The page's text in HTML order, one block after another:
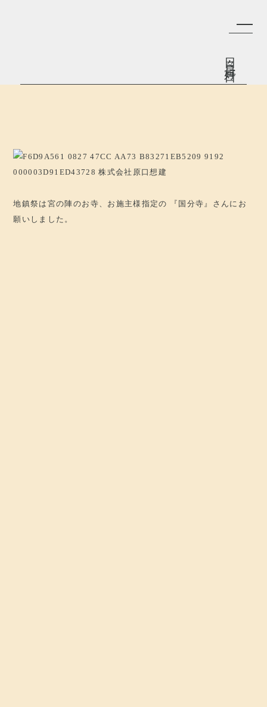
日々是好日
地鎮祭は宮の陣のお寺、お施主様指定の
『国分寺』さんにお
願いしました。